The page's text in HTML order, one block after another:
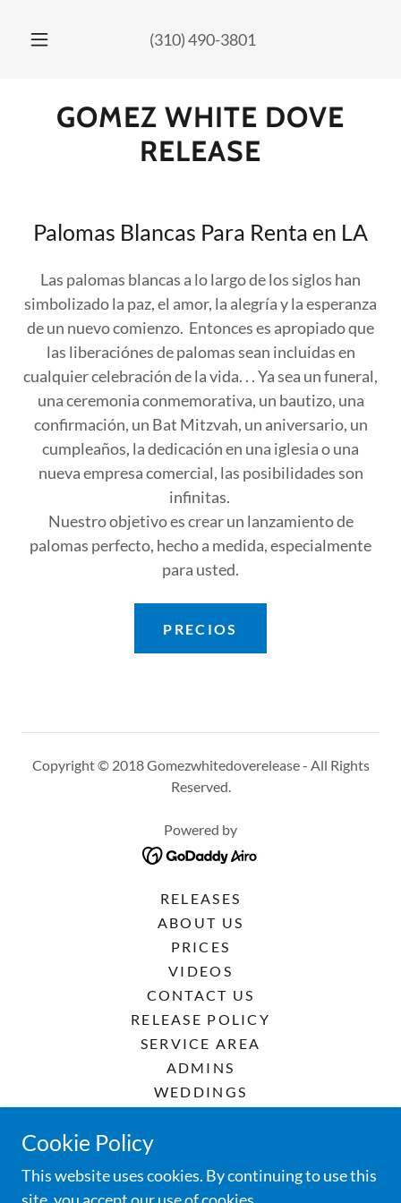
(310) 490-3801
GOMEZ WHITE DOVE
RELEASE
Palomas Blancas Para Renta en LA
Las palomas blancas a lo largo de los siglos han
simbolizado la paz, el amor, la alegría y la esperanza
de un nuevo comienzo. Entonces es apropiado que
las liberaciónes de palomas sean incluidas en
cualquier celebración de la vida. . . Ya sea un funeral,
una ceremonia conmemorativa, un bautizo, una
confirmación, un Bat Mitzvah, un aniversario, un
cumpleaños, la dedicación en una iglesia o una
nueva empresa comercial, las posibilidades son
infinitas.
Nuestro objetivo es crear un lanzamiento de
palomas perfecto, hecho a medida, especialmente
para usted.
PRECIOS
Copyright © 2018 Gomezwhitedoverelease - All Rights
Reserved.
Powered by
RELEASES
ABOUT US
PRICES
VIDEOS
CONTACT US
RELEASE POLICY
SERVICE AREA
ADMINS
WEDDINGS
CELEBRATIONS
Cookie Policy
This website uses cookies. By continuing to use this